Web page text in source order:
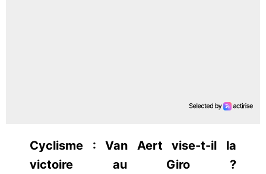
Cyclisme : Van Aert vise-t-il la
victoire au Giro ?